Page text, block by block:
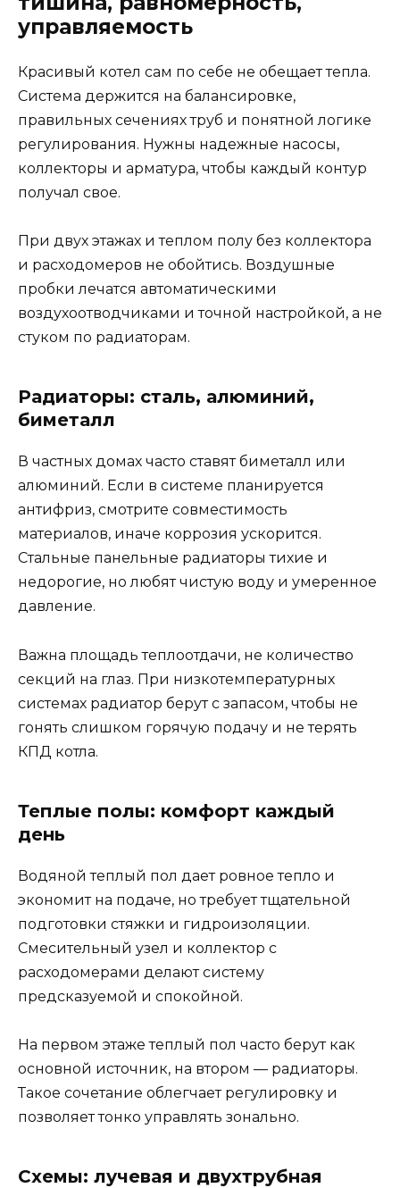
управляемость
Красивый котел сам по себе не обещает тепла.
Система держится на балансировке,
правильных сечениях труб и понятной логике
регулирования. Нужны надежные насосы,
коллекторы и арматура, чтобы каждый контур
получал свое.
При двух этажах и теплом полу без коллектора
и расходомеров не обойтись. Воздушные
пробки лечатся автоматическими
воздухоотводчиками и точной настройкой, а не
стуком по радиаторам.
Радиаторы: сталь, алюминий,
биметалл
В частных домах часто ставят биметалл или
алюминий. Если в системе планируется
антифриз, смотрите совместимость
материалов, иначе коррозия ускорится.
Стальные панельные радиаторы тихие и
недорогие, но любят чистую воду и умеренное
давление.
Важна площадь теплоотдачи, не количество
секций на глаз. При низкотемпературных
системах радиатор берут с запасом, чтобы не
гонять слишком горячую подачу и не терять
КПД котла.
Теплые полы: комфорт каждый
день
Водяной теплый пол дает ровное тепло и
экономит на подаче, но требует тщательной
подготовки стяжки и гидроизоляции.
Смесительный узел и коллектор с
расходомерами делают систему
предсказуемой и спокойной.
На первом этаже теплый пол часто берут как
основной источник, на втором — радиаторы.
Такое сочетание облегчает регулировку и
позволяет тонко управлять зонально.
Схемы: лучевая и двухтрубная